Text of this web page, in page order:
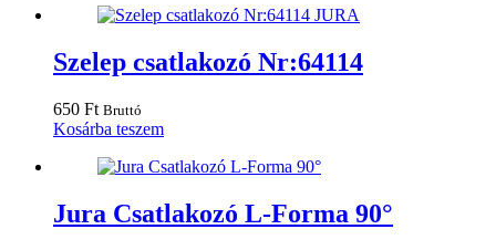
Szelep csatlakozó Nr:64114
650 Ft Bruttó
Kosárba teszem
Jura Csatlakozó L-Forma 90°